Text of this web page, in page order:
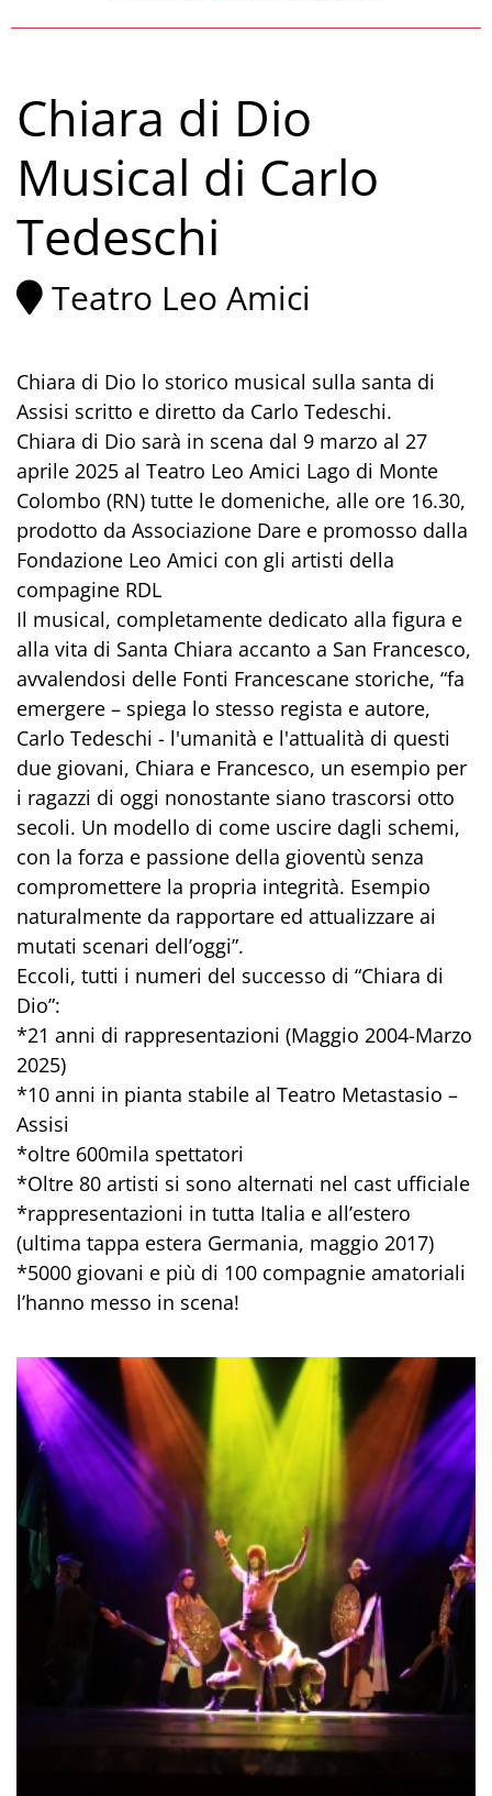
Chiara di Dio
Musical di Carlo
Tedeschi
Teatro Leo Amici
Chiara di Dio lo storico musical sulla santa di
Assisi scritto e diretto da Carlo Tedeschi.
Chiara di Dio sarà in scena dal 9 marzo al 27
aprile 2025 al Teatro Leo Amici Lago di Monte
Colombo (RN) tutte le domeniche, alle ore 16.30,
prodotto da Associazione Dare e promosso dalla
Fondazione Leo Amici con gli artisti della
compagine RDL
Il musical, completamente dedicato alla figura e
alla vita di Santa Chiara accanto a San Francesco,
avvalendosi delle Fonti Francescane storiche, “fa
emergere – spiega lo stesso regista e autore,
Carlo Tedeschi - l'umanità e l'attualità di questi
due giovani, Chiara e Francesco, un esempio per
i ragazzi di oggi nonostante siano trascorsi otto
secoli. Un modello di come uscire dagli schemi,
con la forza e passione della gioventù senza
compromettere la propria integrità. Esempio
naturalmente da rapportare ed attualizzare ai
mutati scenari dell’oggi”.
Eccoli, tutti i numeri del successo di “Chiara di
Dio”:
*21 anni di rappresentazioni (Maggio 2004-Marzo
2025)
*10 anni in pianta stabile al Teatro Metastasio –
Assisi
*oltre 600mila spettatori
*Oltre 80 artisti si sono alternati nel cast ufficiale
*rappresentazioni in tutta Italia e all’estero
(ultima tappa estera Germania, maggio 2017)
*5000 giovani e più di 100 compagnie amatoriali
l’hanno messo in scena!